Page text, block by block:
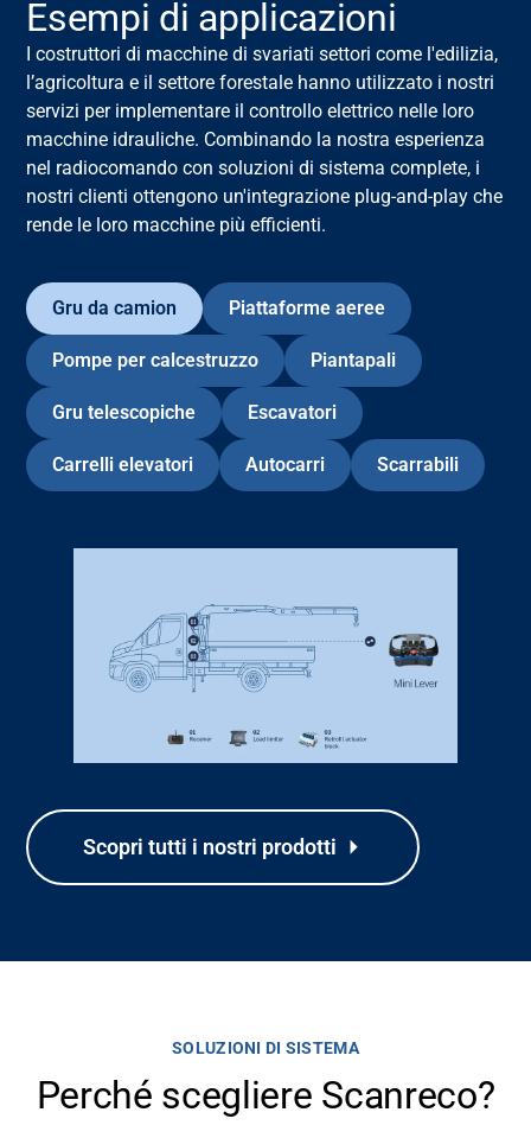
Esempi di applicazioni
I costruttori di macchine di svariati settori come l'edilizia,
l’agricoltura e il settore forestale hanno utilizzato i nostri
servizi per implementare il controllo elettrico nelle loro
macchine idrauliche. Combinando la nostra esperienza
nel radiocomando con soluzioni di sistema complete, i
nostri clienti ottengono un'integrazione plug-and-play che
rende le loro macchine più efficienti.
Gru da camion Piattaforme aeree
Pompe per calcestruzzo Piantapali
Gru telescopiche Escavatori
Carrelli elevatori Autocarri Scarrabili
Scopri tutti i nostri prodotti
SOLUZIONI DI SISTEMA
Perché scegliere Scanreco?